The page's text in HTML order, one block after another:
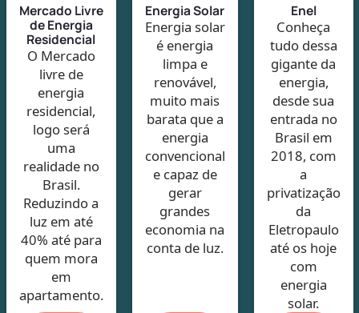
Mercado Livre
de Energia
Residencial
O Mercado
livre de
energia
residencial,
logo será
uma
realidade no
Brasil.
Reduzindo a
luz em até
40% até para
quem mora
em
apartamento.
Energia Solar
Energia solar
é energia
limpa e
renovável,
muito mais
barata que a
energia
convencional
e capaz de
gerar
grandes
economia na
conta de luz.
Enel
Conheça
tudo dessa
gigante da
energia,
desde sua
entrada no
Brasil em
2018, com
a
privatização
da
Eletropaulo
até os hoje
com
energia
solar.